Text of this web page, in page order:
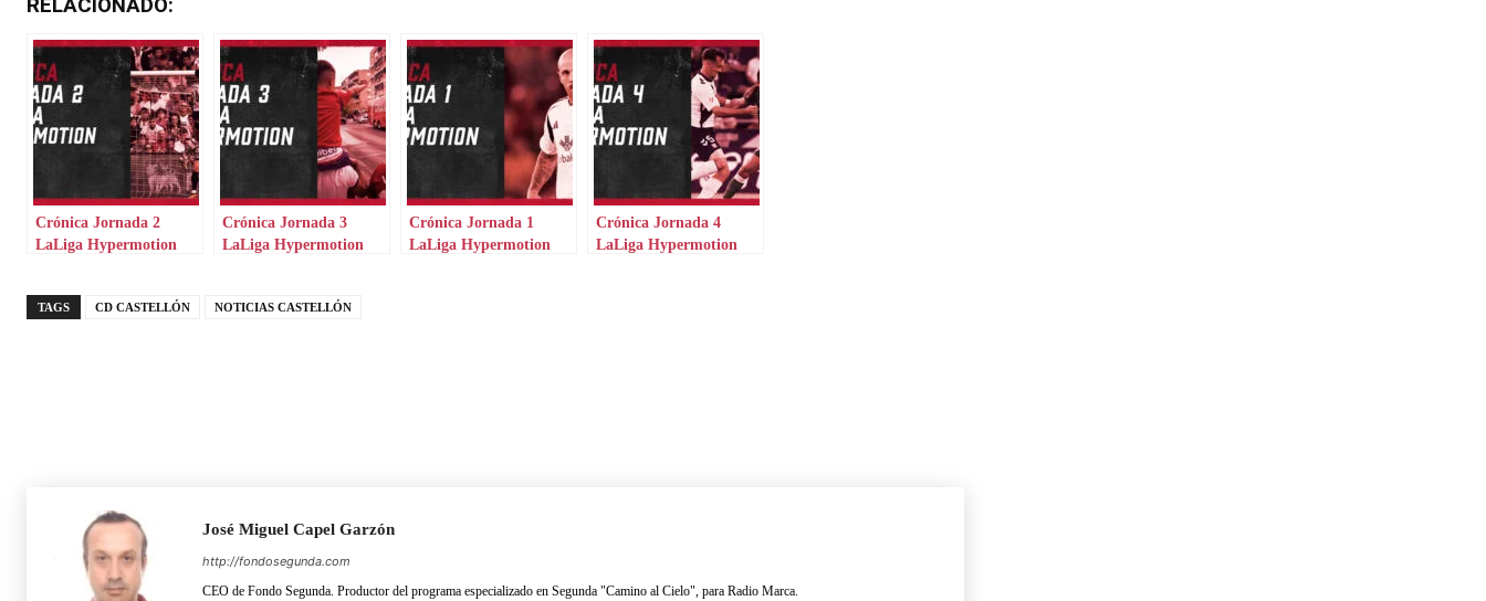
RELACIONADO:
Crónica Jornada 2
LaLiga Hypermotion
Crónica Jornada 3
LaLiga Hypermotion
Crónica Jornada 1
LaLiga Hypermotion
Crónica Jornada 4
LaLiga Hypermotion
TAGS CD CASTELLÓN NOTICIAS CASTELLÓN
José Miguel Capel Garzón
http://fondosegunda.com
CEO de Fondo Segunda. Productor del programa especializado en Segunda "Camino al Cielo", para Radio Marca.